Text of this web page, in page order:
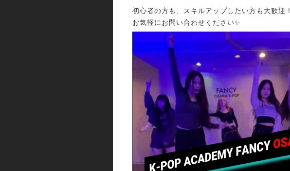
初心者の方も、スキルアップしたい方も大歓迎！
お気軽にお問い合わせください✨